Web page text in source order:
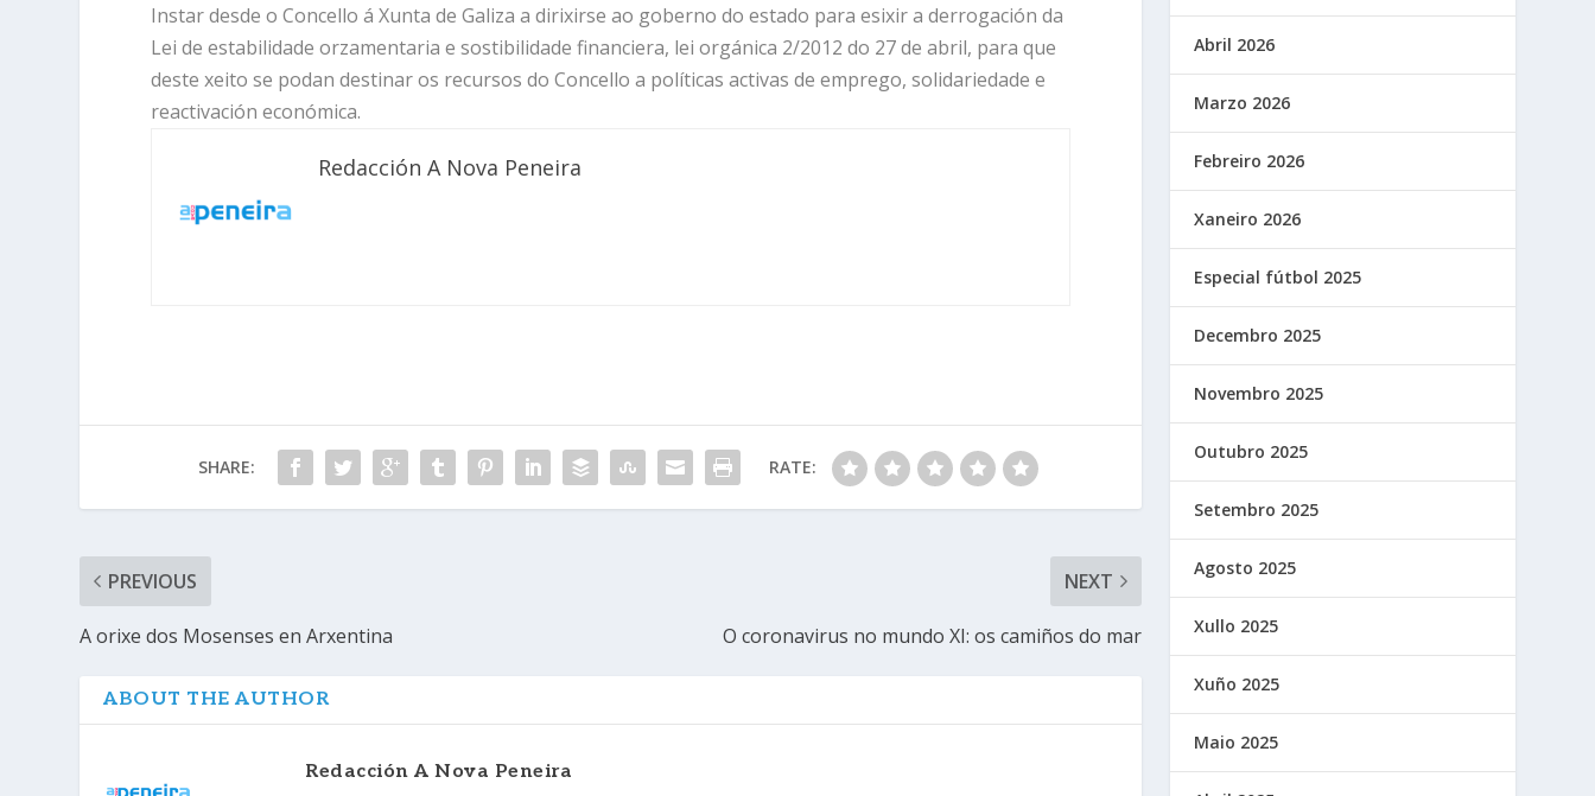
Instar desde o Concello á Xunta de Galiza a dirixirse ao goberno do estado para esixir a derrogación da
Lei de estabilidade orzamentaria e sostibilidade financiera, lei orgánica 2/2012 do 27 de abril, para que
deste xeito se podan destinar os recursos do Concello a políticas activas de emprego, solidariedade e
reactivación económica.
Redacción A Nova Peneira
SHARE: RATE:
PREVIOUS
A orixe dos Mosenses en Arxentina
NEXT
O coronavirus no mundo XI: os camiños do mar
ABOUT THE AUTHOR
Redacción A Nova Peneira
Abril 2026
Marzo 2026
Febreiro 2026
Xaneiro 2026
Especial fútbol 2025
Decembro 2025
Novembro 2025
Outubro 2025
Setembro 2025
Agosto 2025
Xullo 2025
Xuño 2025
Maio 2025